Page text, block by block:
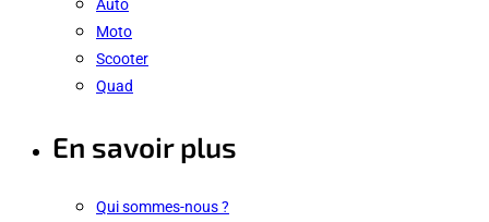
Auto
Moto
Scooter
Quad
En savoir plus
Qui sommes-nous ?